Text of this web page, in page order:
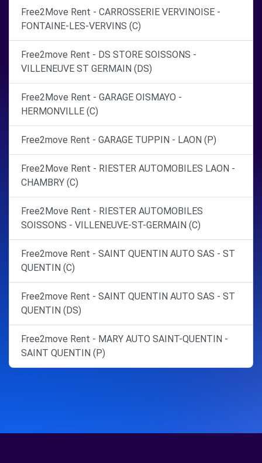
Free2Move Rent - CARROSSERIE VERVINOISE -
FONTAINE-LES-VERVINS (C)
Free2move Rent - DS STORE SOISSONS -
VILLENEUVE ST GERMAIN (DS)
Free2Move Rent - GARAGE OISMAYO -
HERMONVILLE (C)
Free2move Rent - GARAGE TUPPIN - LAON (P)
Free2Move Rent - RIESTER AUTOMOBILES LAON -
CHAMBRY (C)
Free2Move Rent - RIESTER AUTOMOBILES
SOISSONS - VILLENEUVE-ST-GERMAIN (C)
Free2move Rent - SAINT QUENTIN AUTO SAS - ST
QUENTIN (C)
Free2move Rent - SAINT QUENTIN AUTO SAS - ST
QUENTIN (DS)
Free2move Rent - MARY AUTO SAINT-QUENTIN -
SAINT QUENTIN (P)